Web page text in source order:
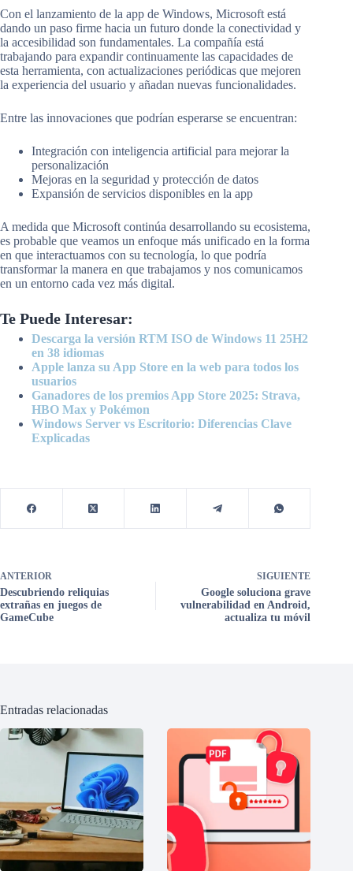
Con el lanzamiento de la app de Windows, Microsoft está
dando un paso firme hacia un futuro donde la conectividad y
la accesibilidad son fundamentales. La compañía está
trabajando para expandir continuamente las capacidades de
esta herramienta, con actualizaciones periódicas que mejoren
la experiencia del usuario y añadan nuevas funcionalidades.
Entre las innovaciones que podrían esperarse se encuentran:
Integración con inteligencia artificial para mejorar la
personalización
Mejoras en la seguridad y protección de datos
Expansión de servicios disponibles en la app
A medida que Microsoft continúa desarrollando su ecosistema,
es probable que veamos un enfoque más unificado en la forma
en que interactuamos con su tecnología, lo que podría
transformar la manera en que trabajamos y nos comunicamos
en un entorno cada vez más digital.
Te Puede Interesar:
Descarga la versión RTM ISO de Windows 11 25H2
en 38 idiomas
Apple lanza su App Store en la web para todos los
usuarios
Ganadores de los premios App Store 2025: Strava,
HBO Max y Pokémon
Windows Server vs Escritorio: Diferencias Clave
Explicadas
ANTERIOR
Descubriendo reliquias
extrañas en juegos de
GameCube
SIGUIENTE
Google soluciona grave
vulnerabilidad en Android,
actualiza tu móvil
Entradas relacionadas